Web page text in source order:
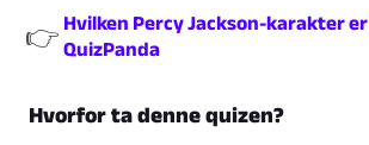
👉 Hvilken Percy Jackson-karakter er
QuizPanda
Hvorfor ta denne quizen?